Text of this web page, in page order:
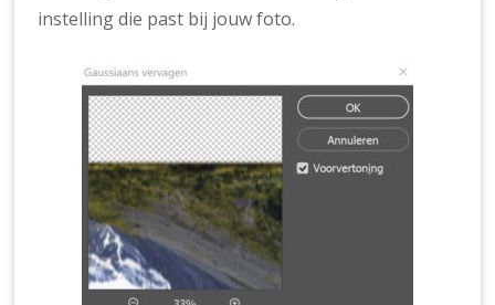
instelling die past bij jouw foto.